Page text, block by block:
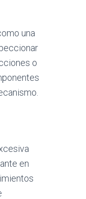
una
o
en